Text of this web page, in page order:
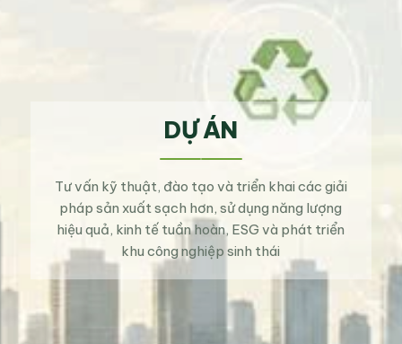
DỰ ÁN
Tư vấn kỹ thuật, đào tạo và triển khai các giải
pháp sản xuất sạch hơn, sử dụng năng lượng
hiệu quả, kinh tế tuần hoàn, ESG và phát triển
khu công nghiệp sinh thái